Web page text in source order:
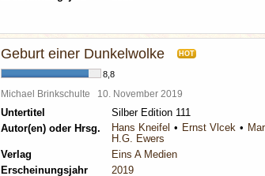
Geburt einer Dunkelwolke HOT
8,8
Michael Brinkschulte 10. November 2019
Untertitel
Silber Edition 111
Autor(en) oder Hrsg.
Hans Kneifel Ernst Vlcek
H.G. Ewers
Verlag
Eins A Medien
Erscheinungsjahr
2019